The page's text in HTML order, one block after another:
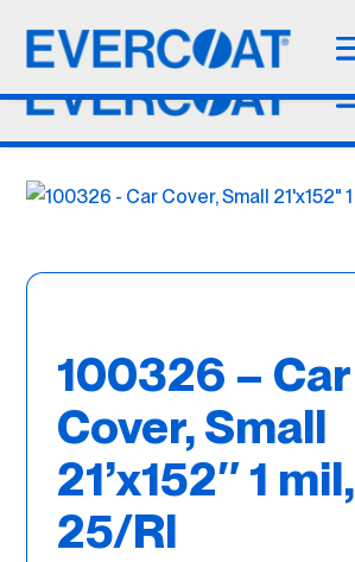
100326 – Car
Cover, Small
21’x152″ 1 mil,
25/Rl